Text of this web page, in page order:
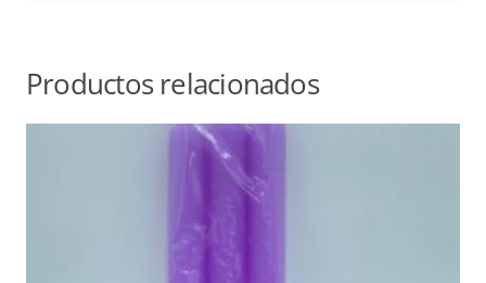
Productos relacionados